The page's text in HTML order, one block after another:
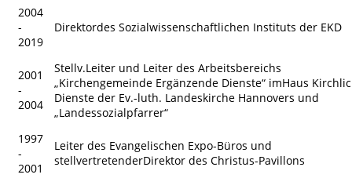
2004
-
2019
Direktordes Sozialwissenschaftlichen Instituts der EKD
2001
-
2004
Stellv.Leiter und Leiter des Arbeitsbereichs
„Kirchengemeinde Ergänzende Dienste“ imHaus
Dienste der Ev.-luth. Landeskirche Hannovers und
„Landessozialpfarrer“
1997
-
2001
Leiter des Evangelischen Expo-Büros und
stellvertretenderDirektor des Christus-Pavillons